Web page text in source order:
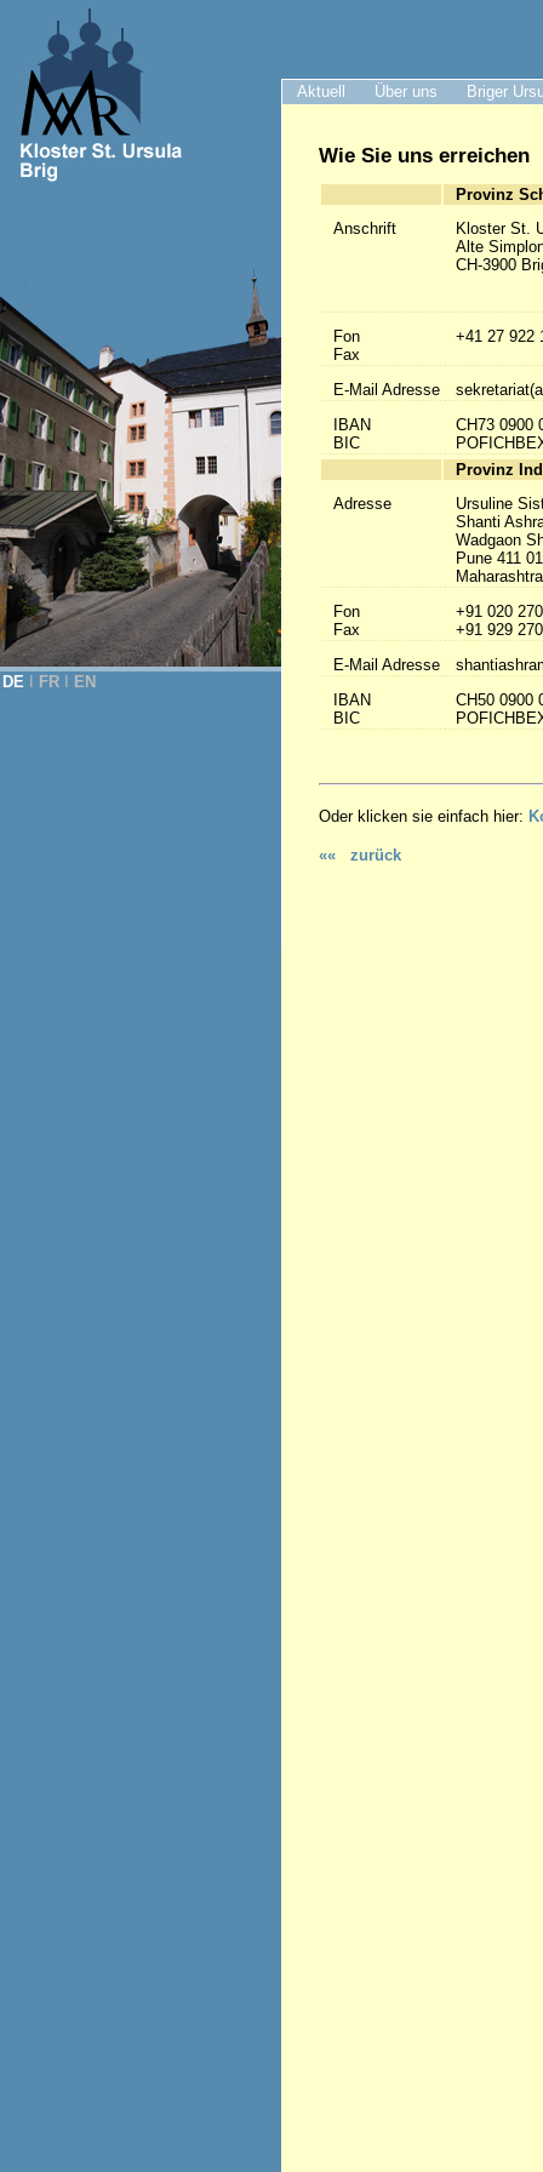
Aktuell Über uns Briger
DE FR EN
Wie Sie uns erreichen
Provinz
Anschrift
Kloster St.
Alte
CH-3900
Fon
Fax
+41 27 922
E-Mail Adresse
IBAN
BIC
CH73 0900
Provinz
Adresse
Ursuline
Shanti
Wadgaon
Pune 411
Fon
Fax
+91 020
+91 929
E-Mail Adresse
IBAN
BIC
CH50 0900
Oder klicken sie einfach hier:
«« zurück